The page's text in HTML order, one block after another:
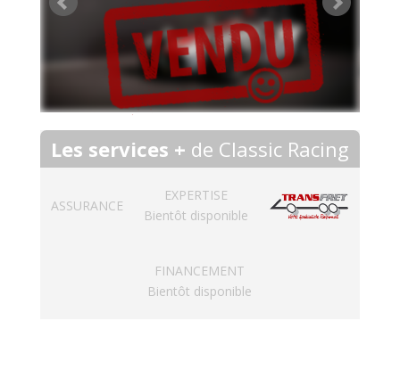
Les services + de Classic Racing
ASSURANCE
EXPERTISE
Bientôt disponible
FINANCEMENT
Bientôt disponible